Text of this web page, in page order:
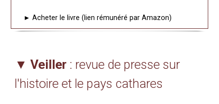
► Acheter le livre (lien rémunéré par Amazon)
▼ Veiller : revue de presse sur
l'histoire et le pays cathares